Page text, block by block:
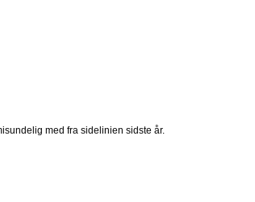
med fra sidelinien sidste år.